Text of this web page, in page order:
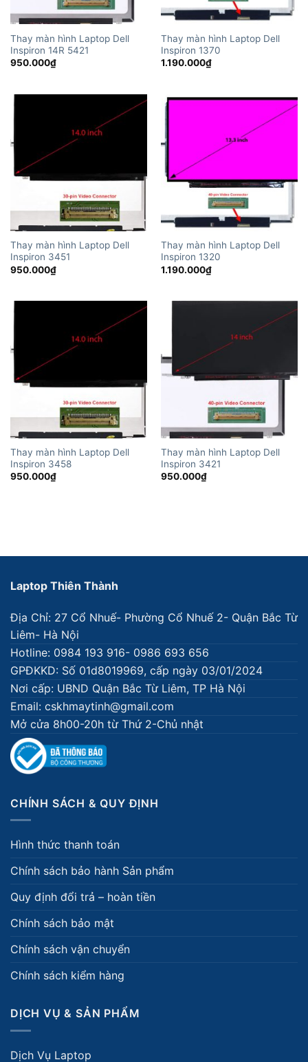
Thay màn hình Laptop Dell
Inspiron 14R 5421
950.000₫
Thay màn hình Laptop Dell
Inspiron 1370
1.190.000₫
Thay màn hình Laptop Dell
Inspiron 3451
950.000₫
Thay màn hình Laptop Dell
Inspiron 1320
1.190.000₫
Thay màn hình Laptop Dell
Inspiron 3458
950.000₫
Thay màn hình Laptop Dell
Inspiron 3421
950.000₫
Laptop Thiên Thành
Địa Chỉ: 27 Cổ Nhuế- Phường Cổ Nhuế 2- Quận Bắc Từ
Liêm- Hà Nội
Hotline: 0984 193 916- 0986 693 656
GPĐKKD: Số 01d8019969, cấp ngày 03/01/2024
Nơi cấp: UBND Quận Bắc Từ Liêm, TP Hà Nội
Email: cskhmaytinh@gmail.com
Mở cửa 8h00-20h từ Thứ 2-Chủ nhật
CHÍNH SÁCH & QUY ĐỊNH
Hình thức thanh toán
Chính sách bảo hành Sản phẩm
Quy định đổi trả – hoàn tiền
Chính sách bảo mật
Chính sách vận chuyển
Chính sách kiểm hàng
DỊCH VỤ & SẢN PHẨM
Dịch Vụ Laptop